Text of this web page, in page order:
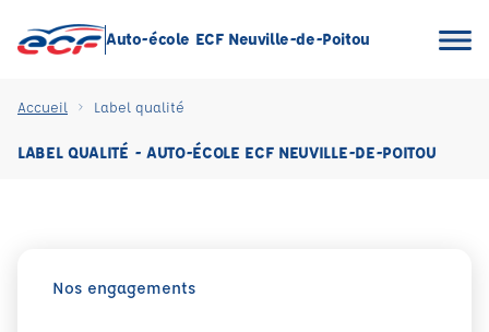
Auto-école ECF Neuville-de-Poitou
Accueil Label qualité
LABEL QUALITÉ - AUTO-ÉCOLE ECF NEUVILLE-DE-POITOU
Nos engagements